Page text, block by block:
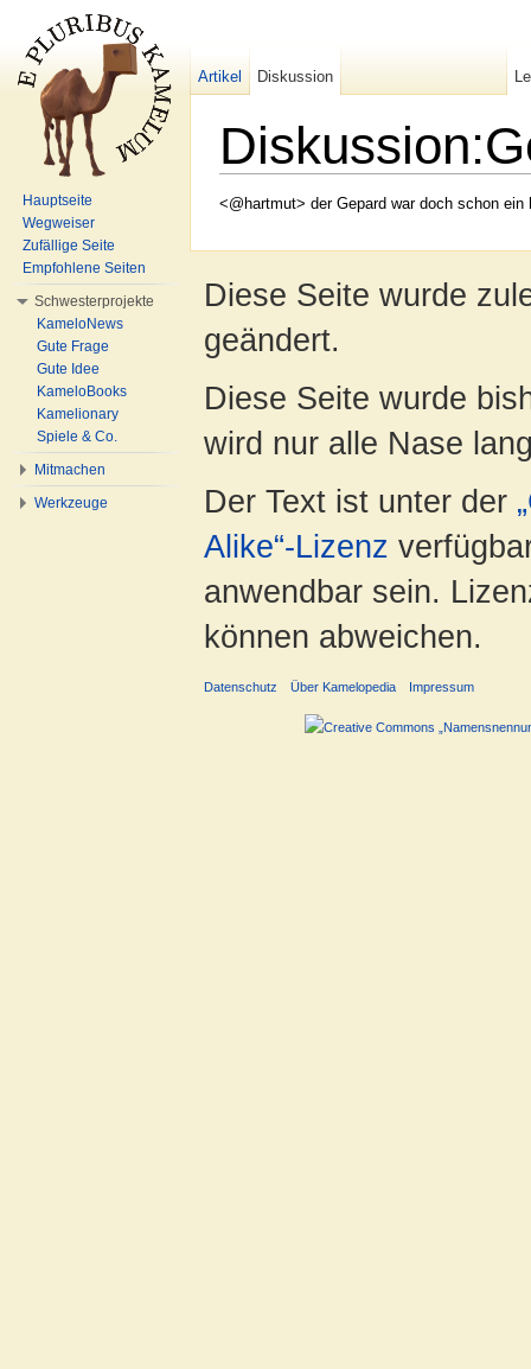
<@hartmut> der Gepard war doch schon
Artikel Diskussion
Hauptseite
Wegweiser
Zufällige Seite
Empfohlene Seiten
Schwesterprojekte
KameloNews
Gute Frage
Gute Idee
KameloBooks
Kamelionary
Spiele & Co.
Mitmachen
Werkzeuge
Diese Seite wurde
geändert.
Diese Seite wurde
wird nur alle Nase
Der Text ist unter der
Alike“-Lizenz
anwendbar sein.
können abweichen.
Datenschutz Über Kamelopedia Impressum